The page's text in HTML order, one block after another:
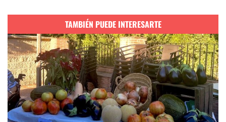
TAMBIÉN PUEDE INTERESARTE